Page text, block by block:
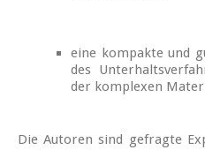
eine kompakte und
des
der komplexen
Die Autoren sind gefragte